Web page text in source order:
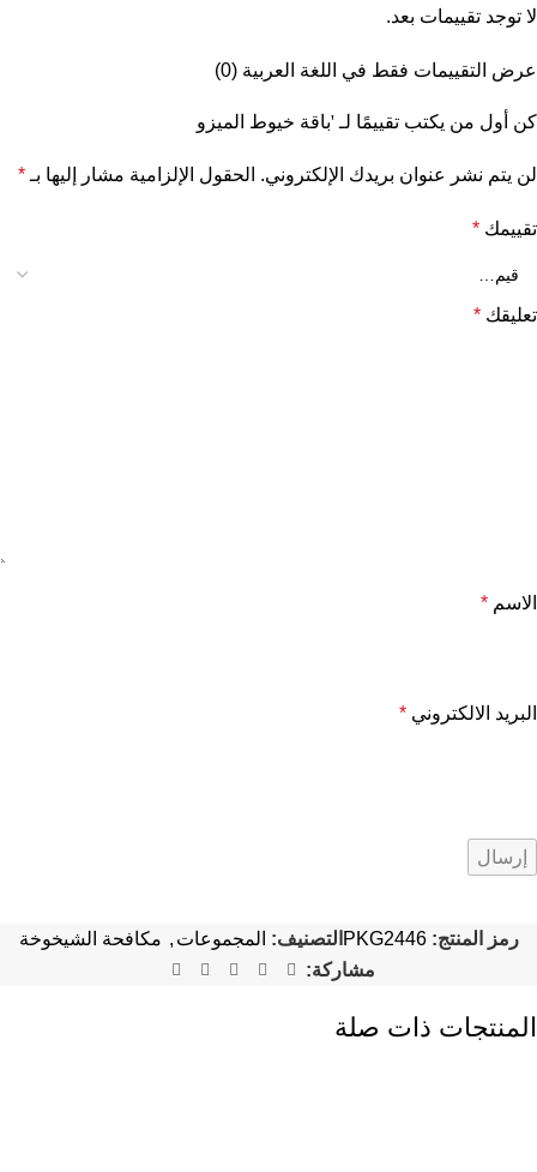
لا توجد تقييمات بعد.
عرض التقييمات فقط في اللغة العربية (0)
كن أول من يكتب تقييمًا لـ 'باقة خيوط الميزو
لن يتم نشر عنوان بريدك الإلكتروني. الحقول الإلزامية مشار إليها بـ*
تقييمك *
تعليقك *
الاسم *
البريد الالكتروني *
رمز المنتج:PKG2446 التصنيف: المجموعات , مكافحة الشيخوخة
مشاركة:
المنتجات ذات صلة
-16%
-20%
-33%
-50%
-17%
-46%